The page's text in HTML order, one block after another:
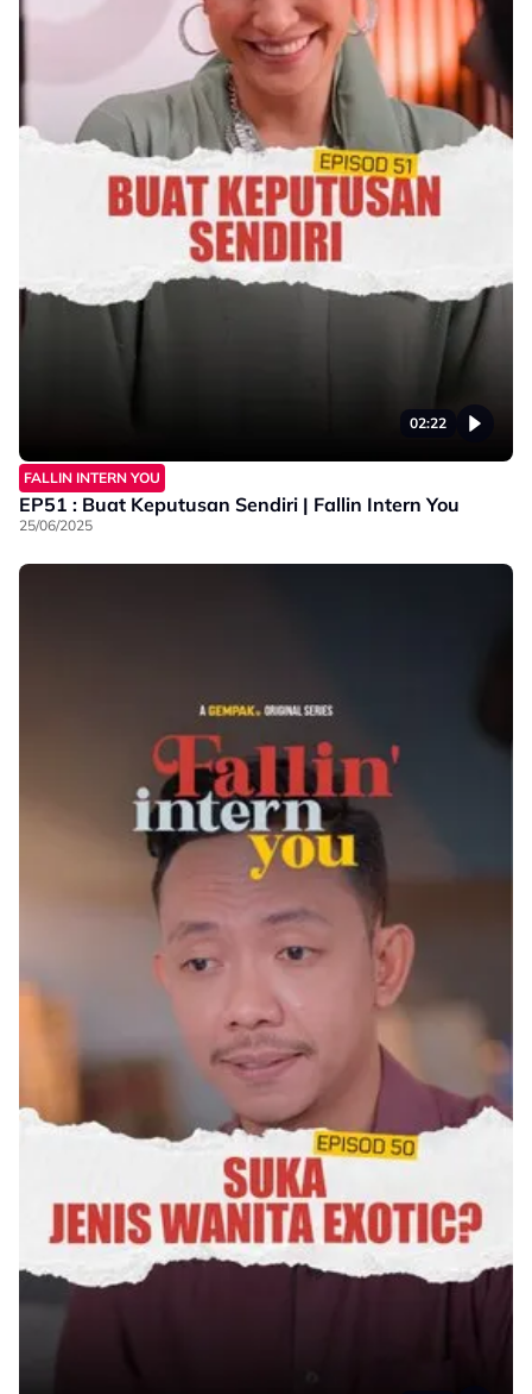
02:22
FALLIN INTERN YOU
EP51 : Buat Keputusan Sendiri | Fallin Intern You
25/06/2025